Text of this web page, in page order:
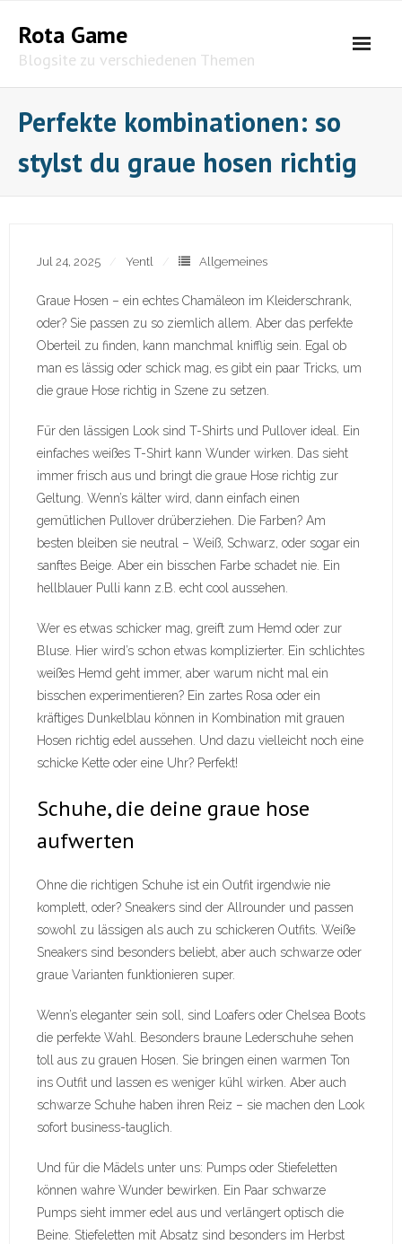
content
Rota Game
Blogsite zu verschiedenen Themen
Perfekte kombinationen: so
stylst du graue hosen richtig
Jul 24, 2025 Yentl Allgemeines
Graue Hosen – ein echtes Chamäleon im Kleiderschrank,
oder? Sie passen zu so ziemlich allem. Aber das perfekte
Oberteil zu finden, kann manchmal knifflig sein. Egal ob
man es lässig oder schick mag, es gibt ein paar Tricks, um
die graue Hose richtig in Szene zu setzen.
Für den lässigen Look sind T-Shirts und Pullover ideal. Ein
einfaches weißes T-Shirt kann Wunder wirken. Das sieht
immer frisch aus und bringt die graue Hose richtig zur
Geltung. Wenn’s kälter wird, dann einfach einen
gemütlichen Pullover drüberziehen. Die Farben? Am
besten bleiben sie neutral – Weiß, Schwarz, oder sogar ein
sanftes Beige. Aber ein bisschen Farbe schadet nie. Ein
hellblauer Pulli kann z.B. echt cool aussehen.
Wer es etwas schicker mag, greift zum Hemd oder zur
Bluse. Hier wird’s schon etwas komplizierter. Ein schlichtes
weißes Hemd geht immer, aber warum nicht mal ein
bisschen experimentieren? Ein zartes Rosa oder ein
kräftiges Dunkelblau können in Kombination mit grauen
Hosen richtig edel aussehen. Und dazu vielleicht noch eine
schicke Kette oder eine Uhr? Perfekt!
Schuhe, die deine graue hose
aufwerten
Ohne die richtigen Schuhe ist ein Outfit irgendwie nie
komplett, oder? Sneakers sind der Allrounder und passen
sowohl zu lässigen als auch zu schickeren Outfits. Weiße
Sneakers sind besonders beliebt, aber auch schwarze oder
graue Varianten funktionieren super.
Wenn’s eleganter sein soll, sind Loafers oder Chelsea Boots
die perfekte Wahl. Besonders braune Lederschuhe sehen
toll aus zu grauen Hosen. Sie bringen einen warmen Ton
ins Outfit und lassen es weniger kühl wirken. Aber auch
schwarze Schuhe haben ihren Reiz – sie machen den Look
sofort business-tauglich.
Und für die Mädels unter uns: Pumps oder Stiefeletten
können wahre Wunder bewirken. Ein Paar schwarze
Pumps sieht immer edel aus und verlängert optisch die
Beine. Stiefeletten mit Absatz sind besonders im Herbst